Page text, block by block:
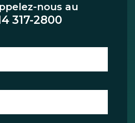
nous au
317-2800